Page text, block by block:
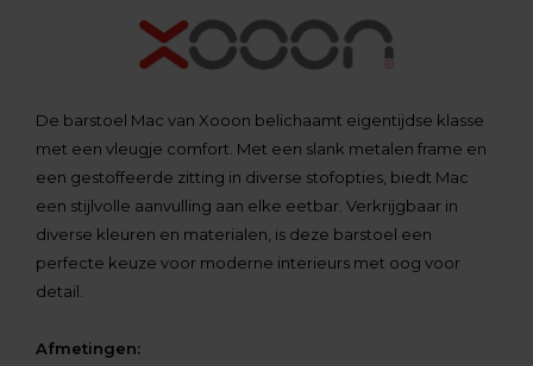
De barstoel Mac van Xooon belichaamt eigentijdse klasse
met een vleugje comfort. Met een slank metalen frame en
een gestoffeerde zitting in diverse stofopties, biedt Mac
een stijlvolle aanvulling aan elke eetbar. Verkrijgbaar in
diverse kleuren en materialen, is deze barstoel een
perfecte keuze voor moderne interieurs met oog voor
detail.
Afmetingen: